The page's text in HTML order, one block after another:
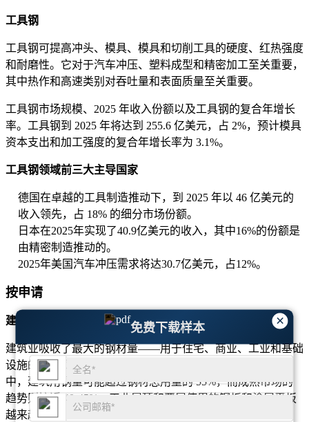
×
免费下载样本
工具钢
工具钢可提高冲头、模具、模具和切削工具的硬度、红热强度
和耐磨性。它对于汽车冲压、塑料成型和精密加工至关重要，
其中热作和高速类别对吞吐量和表面质量至关重要。
工具钢市场规模、2025 年收入份额以及工具钢的复合年增长
率。工具钢到 2025 年将达到 255.6 亿美元，占 2%，预计模具
资本支出和加工强度的复合年增长率为 3.1%。
工具钢领域前三大主导国家
德国在卓越的工具制造推动下，到 2025 年以 46 亿美元的
收入领先，占 18% 的细分市场份额。
日本在2025年实现了40.9亿美元的收入，其中16%的份额是
由精密制造推动的。
2025年美国汽车冲压需求将达30.7亿美元，占12%。
按申请
建造
建筑业吸收了最大的钢材量——用于住宅、商业、工业和基础
设施的螺纹钢、型材、HRC/CRC/镀锌板。在高增长经济体
中，建筑用钢量可能超过钢材总用量的 55%，而成熟市场的
趋势则接近 40-45%，工业屋顶和覆层使用的钢板和涂层平板
越来越多。